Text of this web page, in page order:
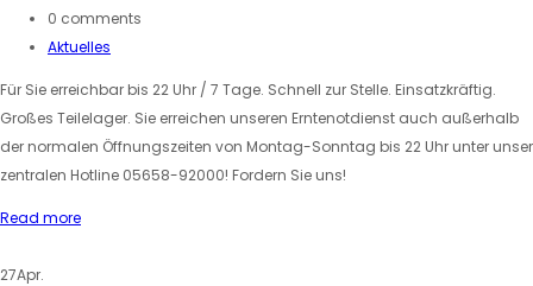
0 comments
Aktuelles
Für Sie erreichbar bis 22 Uhr / 7 Tage. Schnell zur Stelle. Einsatzkräftig.
Großes Teilelager. Sie erreichen unseren Erntenotdienst auch außerhalb
der normalen Öffnungszeiten von Montag-Sonntag bis 22 Uhr unter unser
zentralen Hotline 05658-92000! Fordern Sie uns!
Read more
27Apr.